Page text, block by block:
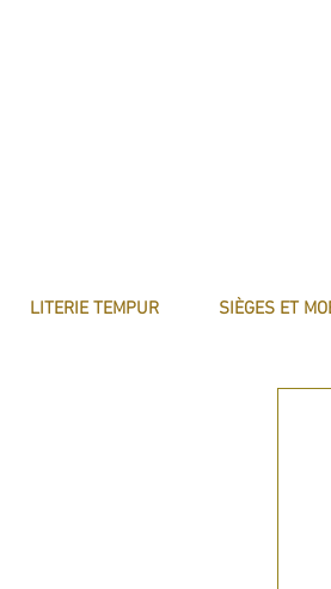
LITERIE TEMPUR SIÈGES ET